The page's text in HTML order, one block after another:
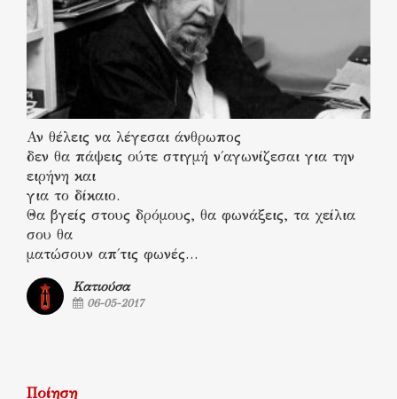
Αν θέλεις να λέγεσαι άνθρωπος
δεν θα πάψεις ούτε στιγμή ν΄αγωνίζεσαι για την
ειρήνη και
για το δίκαιο.
Θα βγείς στους δρόμους, θα φωνάξεις, τα χείλια
σου θα
ματώσουν απ΄τις φωνές…
Κατιούσα
06-05-2017
Ποίηση